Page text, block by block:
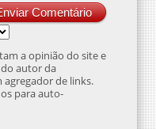
Comentário
a opinião do site e
autor da
agregador de links.
para auto-